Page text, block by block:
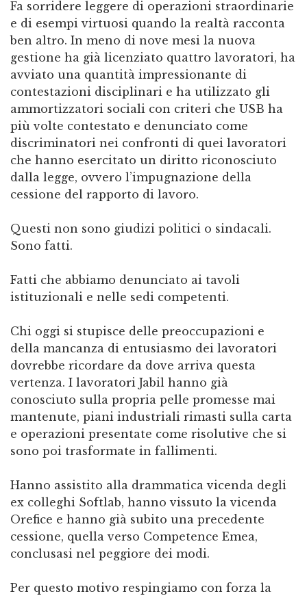
Fa sorridere leggere di operazioni straordinarie
e di esempi virtuosi quando la realtà racconta
ben altro. In meno di nove mesi la nuova
gestione ha già licenziato quattro lavoratori, ha
avviato una quantità impressionante di
contestazioni disciplinari e ha utilizzato gli
ammortizzatori sociali con criteri che USB ha
più volte contestato e denunciato come
discriminatori nei confronti di quei lavoratori
che hanno esercitato un diritto riconosciuto
dalla legge, ovvero l’impugnazione della
cessione del rapporto di lavoro.
Questi non sono giudizi politici o sindacali.
Sono fatti.
Fatti che abbiamo denunciato ai tavoli
istituzionali e nelle sedi competenti.
Chi oggi si stupisce delle preoccupazioni e
della mancanza di entusiasmo dei lavoratori
dovrebbe ricordare da dove arriva questa
vertenza. I lavoratori Jabil hanno già
conosciuto sulla propria pelle promesse mai
mantenute, piani industriali rimasti sulla carta
e operazioni presentate come risolutive che si
sono poi trasformate in fallimenti.
Hanno assistito alla drammatica vicenda degli
ex colleghi Softlab, hanno vissuto la vicenda
Orefice e hanno già subito una precedente
cessione, quella verso Competence Emea,
conclusasi nel peggiore dei modi.
Per questo motivo respingiamo con forza la